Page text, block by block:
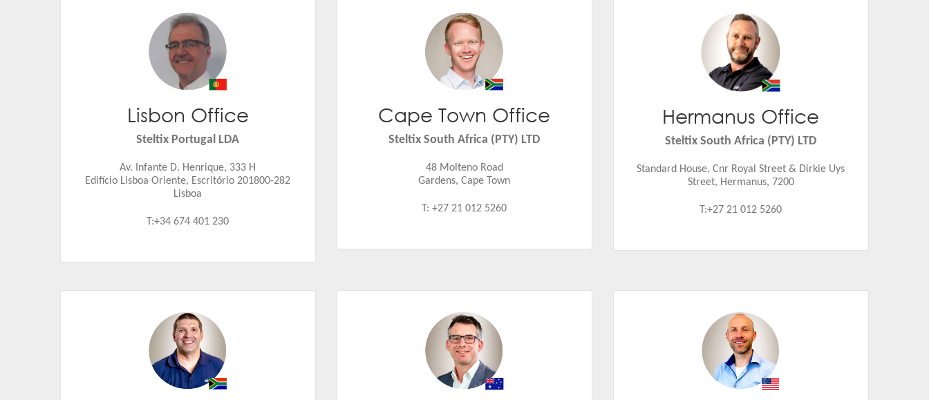
Lisbon Office
Steltix Portugal LDA
Av. Infante D. Henrique, 333 H
Edifício Lisboa Oriente, Escritório 201800-282
Lisboa
T:+34 674 401 230
Eduard Bufort
Email:
eduard.bufort@steltix.com
Cape Town Office
Steltix South Africa (PTY) LTD
48 Molteno Road
Gardens, Cape Town
T: +27 21 012 5260
Warwick Smith
Email:
warwick.smith@steltix.com
Hermanus Office
Steltix South Africa (PTY) LTD
Standard House, Cnr Royal Street & Dirkie Uys
Street, Hermanus, 7200
T:+27 21 012 5260
Jakkie Swart
Email:
jakkie.swart@steltix.com